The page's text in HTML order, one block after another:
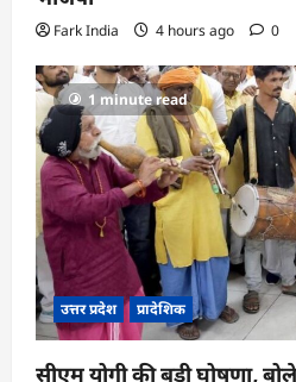
Fark India 4 hours ago 0
1 minute read
उत्तर प्रदेश प्रादेशिक
सीएम योगी की बड़ी घोषणा,